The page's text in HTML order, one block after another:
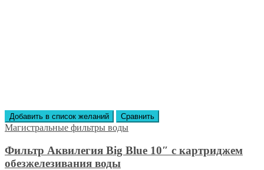
Добавить в список желаний Сравнить
Магистральные фильтры воды
Фильтр Аквилегия Big Blue 10″ с картриджем
обезжелезивания воды